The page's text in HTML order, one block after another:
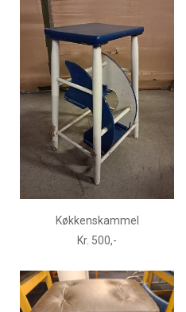
Køkkenskammel
Kr. 500,-